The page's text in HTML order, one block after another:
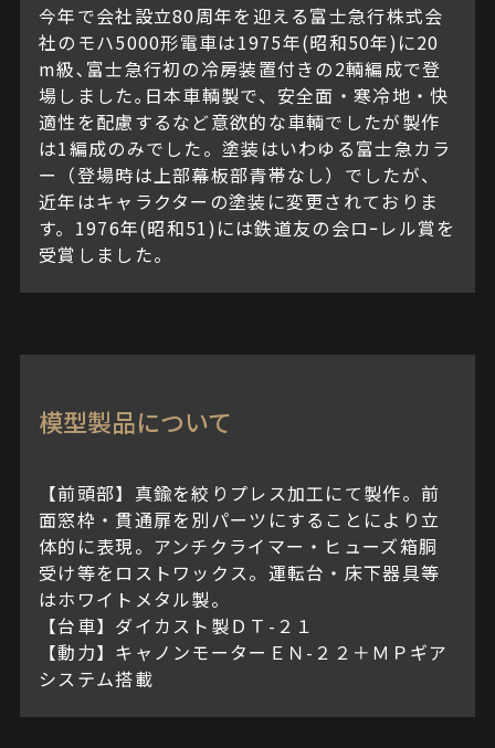
今年で会社設立80周年を迎える富士急行株式会
社のモハ5000形電車は1975年(昭和50年)に20
m級､富士急行初の冷房装置付きの2輌編成で登
場しました｡日本車輌製で、安全面・寒冷地・快
適性を配慮するなど意欲的な車輌でしたが製作
は1編成のみでした。塗装はいわゆる富士急カラ
ー（登場時は上部幕板部青帯なし）でしたが、
近年はキャラクターの塗装に変更されておりま
す。1976年(昭和51)には鉄道友の会ロｰレル賞を
受賞しました。
模型製品について
【前頭部】真鍮を絞りプレス加工にて製作。前
面窓枠・貫通扉を別パーツにすることにより立
体的に表現。アンチクライマー・ヒューズ箱胴
受け等をロストワックス。運転台・床下器具等
はホワイトメタル製。
【台車】ダイカスト製ＤＴ-２１
【動力】キャノンモーターＥＮ-２２＋ＭＰギア
システム搭載